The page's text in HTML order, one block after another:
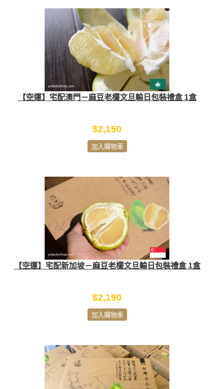
【空運】宅配澳門－麻豆老欉文旦輸日包裝禮盒 1盒
$2,150
加入購物車
【空運】宅配新加坡－麻豆老欉文旦輸日包裝禮盒 1盒
$2,190
加入購物車